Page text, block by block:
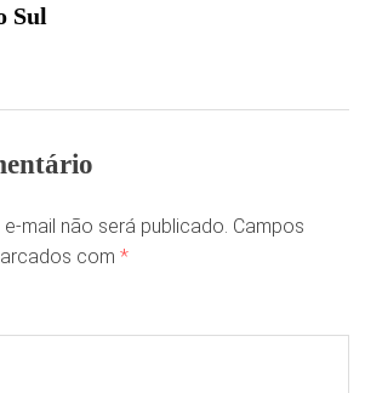
Sul
mail não será publicado. Campos
com *